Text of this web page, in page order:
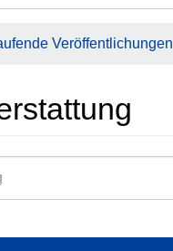
Veröffentlichungen